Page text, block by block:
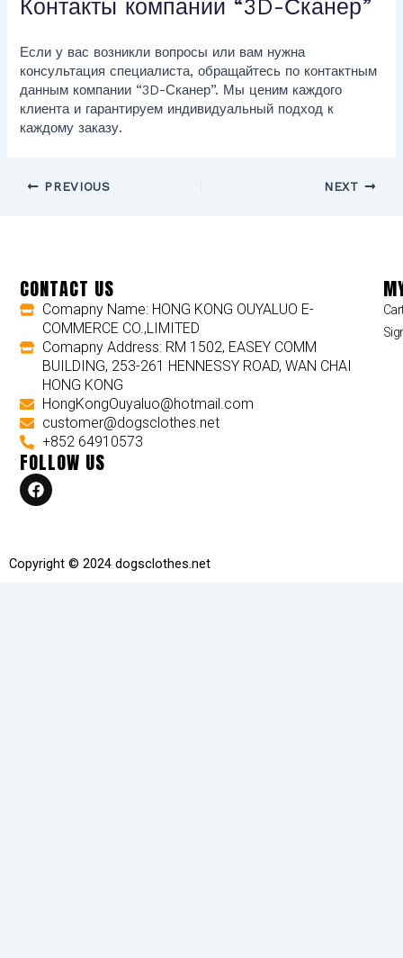
Контакты компании “3D-Сканер”
Если у вас возникли вопросы или вам нужна
консультация специалиста, обращайтесь по контактным
данным компании “3D-Сканер”. Мы ценим каждого
клиента и гарантируем индивидуальный подход к
каждому заказу.
PREVIOUS NEXT
CONTACT US
Comapny Name: HONG KONG OUYALUO E-
COMMERCE CO.,LIMITED
Comapny Address: RM 1502, EASEY COMM
BUILDING, 253-261 HENNESSY ROAD, WAN CHAI
HONG KONG
HongKongOuyaluo@hotmail.com
customer@dogsclothes.net
+852 64910573
FOLLOW US
F
a
c
o
o
Copyright © 2024 dogsclothes.net